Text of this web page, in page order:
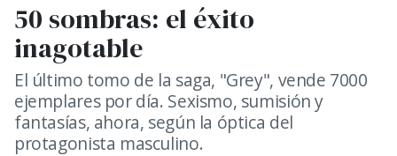
50 sombras: el éxito
inagotable
El último tomo de la saga, "Grey", vende 7000
ejemplares por día. Sexismo, sumisión y
fantasías, ahora, según la óptica del
protagonista masculino.